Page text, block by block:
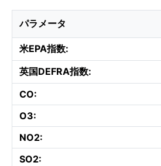
パラメータ
米EPA指数:
英国DEFRA指数:
CO:
O3:
NO2:
SO2: